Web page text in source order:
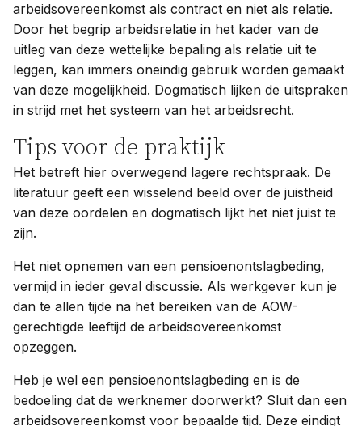
arbeidsovereenkomst als contract en niet als relatie.
Door het begrip arbeidsrelatie in het kader van de
uitleg van deze wettelijke bepaling als relatie uit te
leggen, kan immers oneindig gebruik worden gemaakt
van deze mogelijkheid. Dogmatisch lijken de uitspraken
in strijd met het systeem van het arbeidsrecht.
Tips voor de praktijk
Het betreft hier overwegend lagere rechtspraak. De
literatuur geeft een wisselend beeld over de juistheid
van deze oordelen en dogmatisch lijkt het niet juist te
zijn.
Het niet opnemen van een pensioenontslagbeding,
vermijd in ieder geval discussie. Als werkgever kun je
dan te allen tijde na het bereiken van de AOW-
gerechtigde leeftijd de arbeidsovereenkomst
opzeggen.
Heb je wel een pensioenontslagbeding en is de
bedoeling dat de werknemer doorwerkt? Sluit dan een
arbeidsovereenkomst voor bepaalde tijd. Deze eindigt